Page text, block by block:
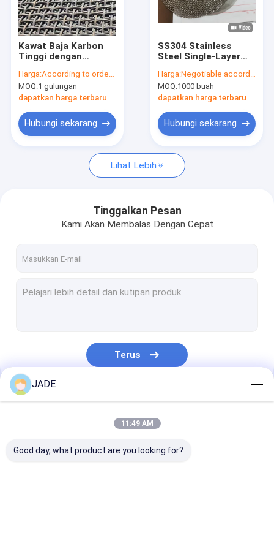
Tur Pabrik
Kontrol kualitas
Permintaan Penawaran
SS Welded Wire Mesh
ss anyaman wire mesh
Stainless Steel Berkerut Wire Mesh
Wire Mesh Rajutan Stainless Steel
mesh logam diperluas
Mesh Logam berlubang
Kawat Baja Karbon
Tinggi dengan
Unggul, Bukaan
Jaring Stabil, dan
Kekuatan Tarik
Penyaringan
Tambang
Harga:According to order quantity can be negotiable
MOQ:1 gulungan
dapatkan harga terbaru
Hubungi sekarang
SS304 Stainless
Steel Single-Layer
with High
Temperature
Resistance
Harga:Negotiable according to quantity of order
MOQ:1000 buah
dapatkan harga terbaru
Hubungi sekarang
Lihat Lebih
Tinggalkan Pesan
Kami Akan Membalas Dengan Cepat
Terus
Kategori Kami
JADE
11:49 AM
Good day, what product are you looking for?